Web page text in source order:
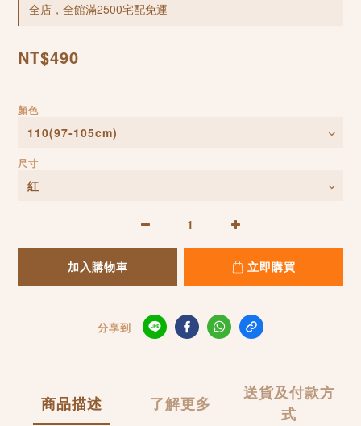
全店，全館滿2500宅配免運
NT$490
顏色
尺寸
加入購物車 立即購買
分享到
商品描述 了解更多
送貨及付款方
式